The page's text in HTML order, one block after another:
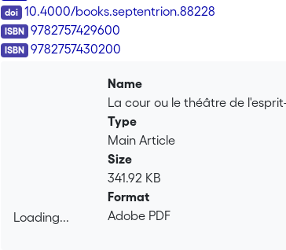
10.4000/books.septentrion.88228
9782757429600
9782757430200
Loading...
Name
La cour ou le théâtre de
Type
Main Article
Size
341.92 KB
Format
Adobe PDF